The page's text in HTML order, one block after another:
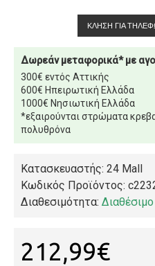
ΚΛΉΣΗ ΓΙΑ
Δωρεάν μεταφορικά* με
300€ εντός Αττικής
600€ Ηπειρωτική Ελλάδα
1000€ Νησιωτική Ελλάδα
*εξαιρούνται στρώματα
πολυθρόνα
Κατασκευαστής: 24 Mall
Κωδικός Προϊόντος:
Διαθεσιμότητα: Διαθέσιμο
212,99€